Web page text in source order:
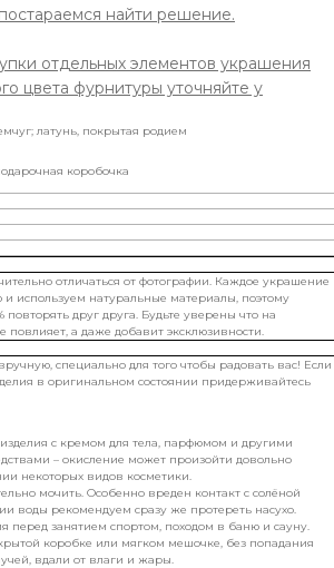
найти решение.
отдельных элементов украшения
цвета фурнитуры уточняйте у
латунь, покрытая родием
коробочка
отличаться от фотографии. Каждое украшение
используем натуральные материалы, поэтому
повторять друг друга. Будьте уверены что на
повлияет, а даже добавит эксклюзивности.
специально для того чтобы радовать вас! Если
в оригинальном состоянии придерживайтесь
изделия с кремом для тела, парфюмом и другими
– окисление может произойти довольно
некоторых видов косметики.
мочить. Особенно вреден контакт с солёной
воды рекомендуем сразу же протереть насухо.
перед занятием спортом, походом в баню и сауну.
коробке или мягком мешочке, без попадания
вдали от влаги и жары.